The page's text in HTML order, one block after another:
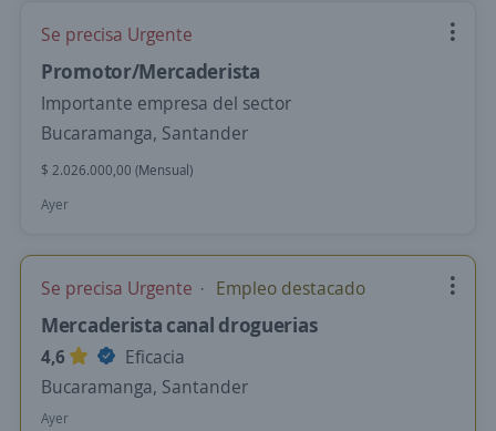
Se precisa Urgente
Promotor/Mercaderista
Importante empresa del sector
Bucaramanga, Santander
$ 2.026.000,00 (Mensual)
Ayer
Se precisa Urgente Empleo destacado
Mercaderista canal droguerias
4,6
Eficacia
Bucaramanga, Santander
Ayer